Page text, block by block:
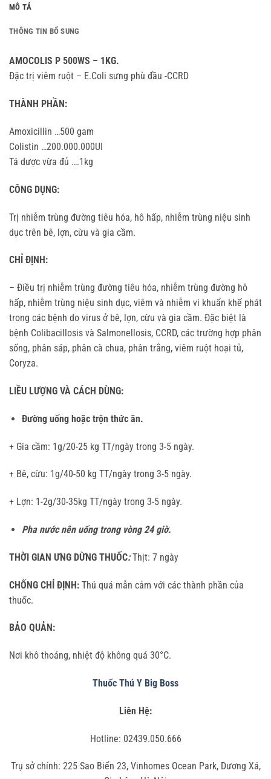
MÔ TẢ
THÔNG TIN BỔ SUNG
AMOCOLIS P 500WS – 1KG.
Đặc trị viêm ruột – E.Coli sưng phù đầu -CCRD
THÀNH PHẦN:
Amoxicillin …500 gam
Colistin …200.000.000UI
Tá dược vừa đủ ….1kg
CÔNG DỤNG:
Trị nhiễm trùng đường tiêu hóa, hô hấp, nhiễm trùng niệu sinh
dục trên bê, lợn, cừu và gia cầm.
CHỈ ĐỊNH:
– Điều trị nhiễm trùng đường tiêu hóa, nhiễm trùng đường hô
hấp, nhiễm trùng niệu sinh dục, viêm và nhiễm vi khuẩn khế phát
trong các bệnh do virus ở bê, lợn, cừu và gia cầm. Đặc biệt là
bệnh Colibacillosis và Salmonellosis, CCRD, các trường hợp phân
sống, phân sáp, phân cà chua, phân trắng, viêm ruột hoại tů,
Coryza.
LIỀU LƯỢNG VÀ CÁCH DÙNG:
Đường uống hoặc trộn thức ăn.
+ Gia cầm: 1g/20-25 kg TT/ngày trong 3-5 ngày.
+ Bê, cừu: 1g/40-50 kg TT/ngày trong 3-5 ngày.
+ Lợn: 1-2g/30-35kg TT/ngày trong 3-5 ngày.
Pha nước nên uống trong vòng 24 giờ.
THỜI GIAN ƯNG DỪNG THUỐC:Thịt: 7 ngày
CHỐNG CHỈ ĐỊNH: Thú quá mẫn cảm với các thành phần của
thuốc.
BẢO QUẢN:
Nơi khô thoáng, nhiệt độ không quá 30°C.
Thuốc Thú Y Big Boss
Liên Hệ:
Hotline: 02439.050.666
Trụ sở chính: 225 Sao Biển 23, Vinhomes Ocean Park, Dương Xá,